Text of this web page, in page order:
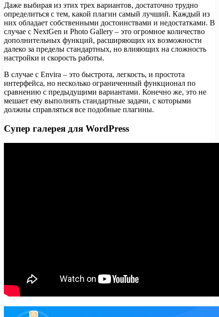
Даже выбирая из этих трех вариантов, достаточно трудно
определиться с тем, какой плагин самый лучший. Каждый из
них обладает собственными достоинствами и недостатками. В
случае с NextGen и Photo Gallery – это огромное количество
дополнительных функций, расширяющих их возможности
далеко за пределы стандартных, но влияющих на сложность
настройки и скорость работы.
В случае с Envira – это быстрота, легкость, и простота
интерфейса, но несколько ограниченный функционал по
сравнению с предыдущими вариантами. Конечно же, это не
мешает ему выполнять стандартные задачи, с которыми
должны справляться все подобные плагины.
Супер галерея для WordPress